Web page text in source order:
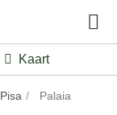
Kaart
Pisa Palaia